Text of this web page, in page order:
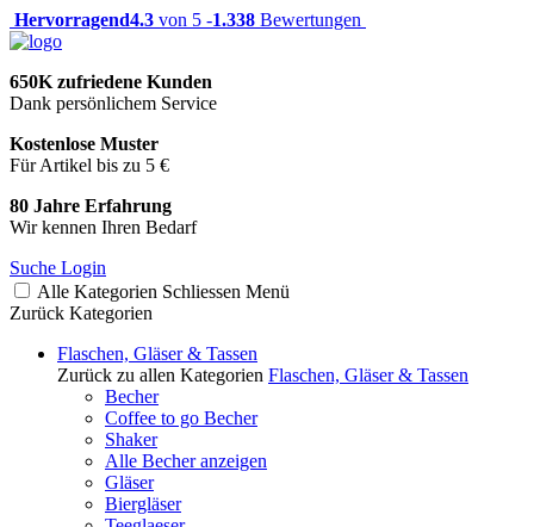
Hervorragend4.3 von 5 -1.338 Bewertungen
650K zufriedene Kunden
Dank persönlichem Service
Kostenlose Muster
Für Artikel bis zu 5 €
80 Jahre Erfahrung
Wir kennen Ihren Bedarf
Suche Login
Alle Kategorien Schliessen Menü
Zurück Kategorien
Flaschen, Gläser & Tassen
Zurück zu allen Kategorien Flaschen, Gläser & Tassen
Becher
Coffee to go Becher
Shaker
Alle Becher anzeigen
Gläser
Biergläser